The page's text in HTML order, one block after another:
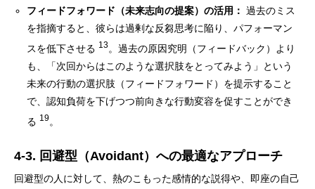
フィードフォワード（未来志向の提案）の活用： 過去のミス
を指摘すると、彼らは過剰な反芻思考に陥り、パフォーマン
スを低下させる 13。過去の原因究明（フィードバック）より
も、「次回からはこのような選択肢をとってみよう」という
未来の行動の選択肢（フィードフォワード）を提示すること
で、認知負荷を下げつつ前向きな行動変容を促すことができ
る 19。
4-3. 回避型（Avoidant）への最適なアプローチ
回避型の人に対して、熱のこもった感情的な説得や、即座の自己